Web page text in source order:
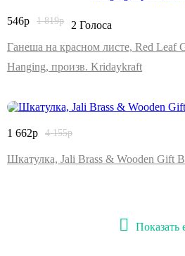
546р 1 819р
2 Голоса
Ганеша на красном листе, Red Leaf
Hanging, произв. Kridaykraft
1 662р 4 155р
Шкатулка, Jali Brass & Wooden Gift
Показать